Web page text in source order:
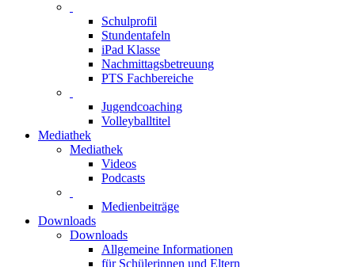
Schulprofil
Stundentafeln
iPad Klasse
Nachmittagsbetreuung
PTS Fachbereiche
Jugendcoaching
Volleyballtitel
Mediathek
Mediathek
Videos
Podcasts
Medienbeiträge
Downloads
Downloads
Allgemeine Informationen
für Schülerinnen und Eltern